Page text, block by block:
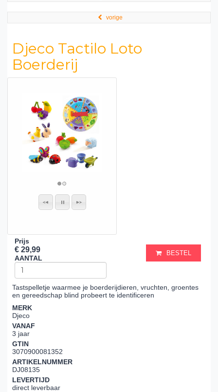
vorige
Djeco Tactilo Loto
Boerderij
Prijs
€ 29,99
AANTAL
BESTEL
Tastspelletje waarmee je boerderijdieren, vruchten, groentes
en gereedschap blind probeert te identificeren
MERK
Djeco
VANAF
3 jaar
GTIN
3070900081352
ARTIKELNUMMER
DJ08135
LEVERTIJD
direct leverbaar